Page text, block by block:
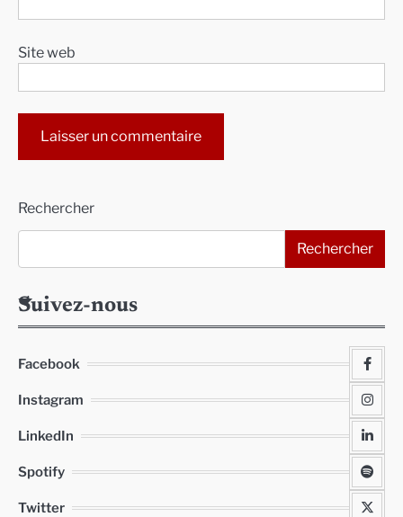
Site web
Rechercher
Rechercher
Suivez-nous
Facebook
Instagram
LinkedIn
Spotify
Twitter